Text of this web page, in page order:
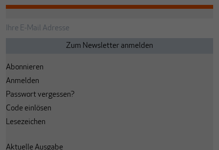
Abonnieren
Anmelden
Passwort vergessen?
Code einlösen
Lesezeichen
Aktuelle Ausgabe